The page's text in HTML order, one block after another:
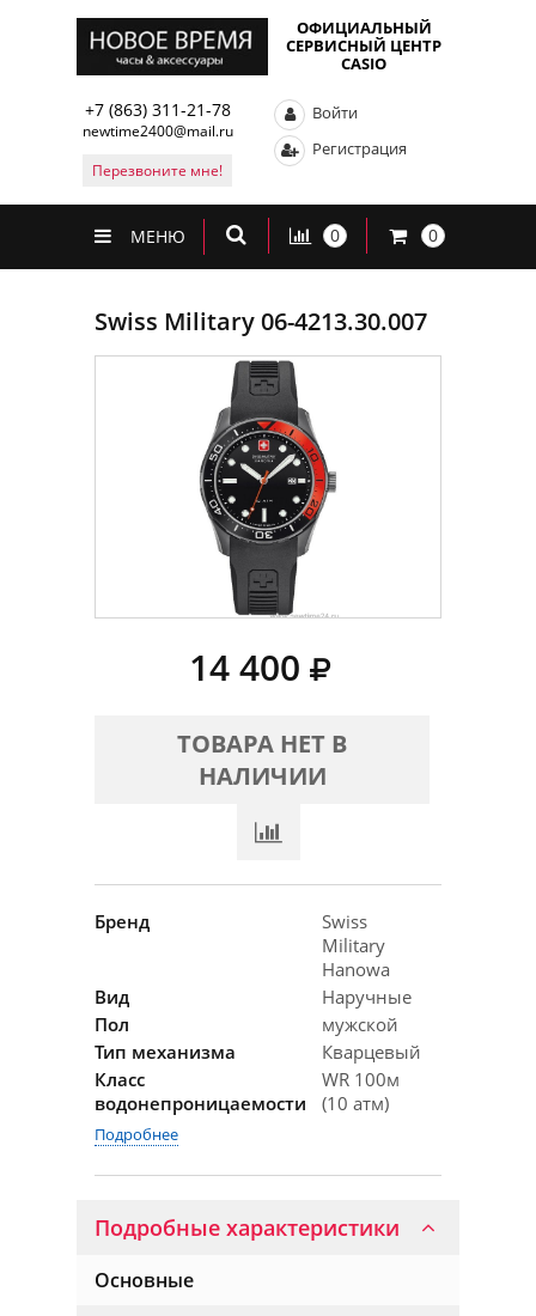
ОФИЦИАЛЬНЫЙ
СЕРВИСНЫЙ ЦЕНТР
CASIO
+7 (863) 311-21-78
newtime2400@mail.ru
Перезвоните мне!
Войти
Регистрация
МЕНЮ 0 0
Swiss Military 06-4213.30.007
14 400
ТОВАРА НЕТ В
НАЛИЧИИ
Бренд
Swiss
Military
Hanowa
Вид
Наручные
Пол
мужской
Тип механизма
Кварцевый
Класс
водонепроницаемости
WR 100м
(10 атм)
Подробнее
Подробные характеристики
Основные